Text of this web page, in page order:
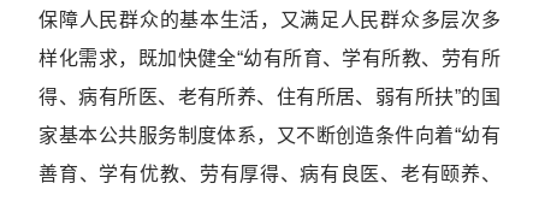
保障人民群众的基本生活，又满足人民群众多层次多
样化需求，既加快健全“幼有所育、学有所教、劳有所
得、病有所医、老有所养、住有所居、弱有所扶”的国
家基本公共服务制度体系，又不断创造条件向着“幼有
善育、学有优教、劳有厚得、病有良医、老有颐养、